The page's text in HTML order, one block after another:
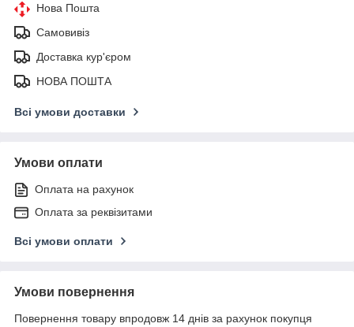
Нова Пошта
Самовивіз
Доставка кур'єром
НОВА ПОШТА
Всі умови доставки
Умови оплати
Оплата на рахунок
Оплата за реквізитами
Всі умови оплати
Умови повернення
Повернення товару впродовж 14 днів за рахунок покупця